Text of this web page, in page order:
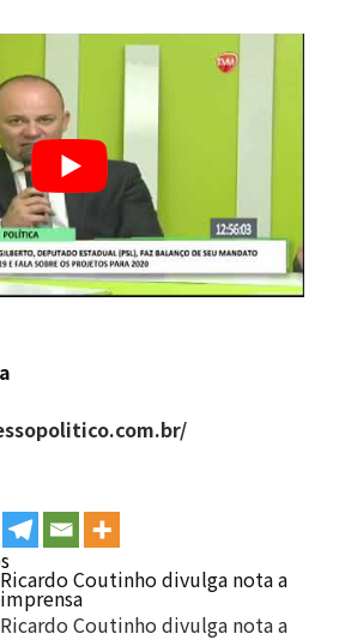
Ricardo Coutinho divulga nota a
imprensa
Ricardo Coutinho divulga nota a